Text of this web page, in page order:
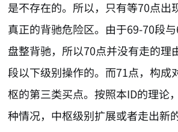
是不存在的。所以，只有等70点出
真正的背驰危险区。由于69-70段
盘整背驰，所以70点并没有走的理
段以下级别操作的。而71点，构成
枢的第三类买点。按照本ID的理论
种情况，中枢级别扩展或者走出新